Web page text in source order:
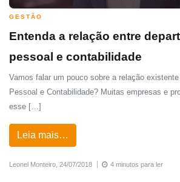
GESTÃO
Entenda a relação entre
pessoal e contabilidade
Vamos falar um pouco sobre a relação
Pessoal e Contabilidade? Muitas empresas e
esse […]
Leia mais…
Leonel Monteiro, 24/07/2018 4 minutos para ler